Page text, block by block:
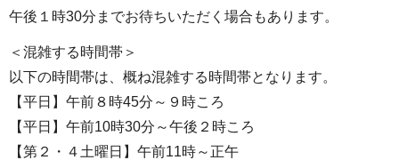
午後１時30分までお待ちいただく場合もあります。
＜混雑する時間帯＞
以下の時間帯は、概ね混雑する時間帯となります。
【平日】午前８時45分～９時ころ
【平日】午前10時30分～午後２時ころ
【第２・４土曜日】午前11時～正午